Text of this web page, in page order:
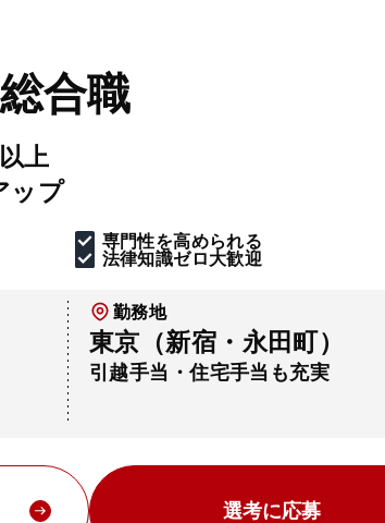
合職
上
ップ
専門性を高められる
法律知識ゼロ大歓迎
勤務地
東京（新宿・永田町）
引越手当・住宅手当も充実
選考に応募